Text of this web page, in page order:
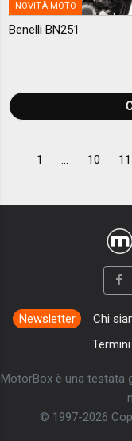
NOVITÀ MOTO
Benelli BN251
1 ... 10 11
Newsletter Chi
MotorBox è una testata
© 1997-2026